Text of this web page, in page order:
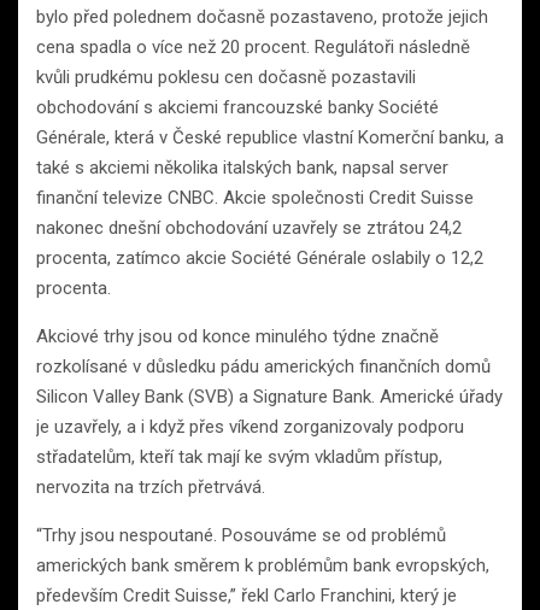
bylo před polednem dočasně pozastaveno, protože jejich
cena spadla o více než 20 procent. Regulátoři následně
kvůli prudkému poklesu cen dočasně pozastavili
obchodování s akciemi francouzské banky Société
Générale, která v České republice vlastní Komerční banku, a
také s akciemi několika italských bank, napsal server
finanční televize CNBC. Akcie společnosti Credit Suisse
nakonec dnešní obchodování uzavřely se ztrátou 24,2
procenta, zatímco akcie Société Générale oslabily o 12,2
procenta.
Akciové trhy jsou od konce minulého týdne značně
rozkolísané v důsledku pádu amerických finančních domů
Silicon Valley Bank (SVB) a Signature Bank. Americké úřady
je uzavřely, a i když přes víkend zorganizovaly podporu
střadatelům, kteří tak mají ke svým vkladům přístup,
nervozita na trzích přetrvává.
“Trhy jsou nespoutané. Posouváme se od problémů
amerických bank směrem k problémům bank evropských,
především Credit Suisse,” řekl Carlo Franchini, který je